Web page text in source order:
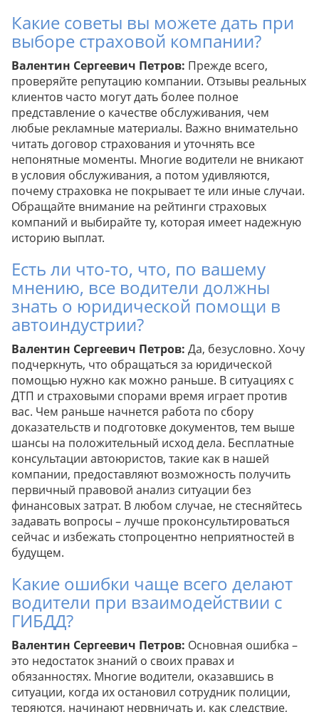
Какие советы вы можете дать при
выборе страховой компании?
Валентин Сергеевич Петров: Прежде всего,
проверяйте репутацию компании. Отзывы реальных
клиентов часто могут дать более полное
представление о качестве обслуживания, чем
любые рекламные материалы. Важно внимательно
читать договор страхования и уточнять все
непонятные моменты. Многие водители не вникают
в условия обслуживания, а потом удивляются,
почему страховка не покрывает те или иные случаи.
Обращайте внимание на рейтинги страховых
компаний и выбирайте ту, которая имеет надежную
историю выплат.
Есть ли что-то, что, по вашему
мнению, все водители должны
знать о юридической помощи в
автоиндустрии?
Валентин Сергеевич Петров: Да, безусловно. Хочу
подчеркнуть, что обращаться за юридической
помощью нужно как можно раньше. В ситуациях с
ДТП и страховыми спорами время играет против
вас. Чем раньше начнется работа по сбору
доказательств и подготовке документов, тем выше
шансы на положительный исход дела. Бесплатные
консультации автоюристов, такие как в нашей
компании, предоставляют возможность получить
первичный правовой анализ ситуации без
финансовых затрат. В любом случае, не стесняйтесь
задавать вопросы – лучше проконсультироваться
сейчас и избежать стопроцентно неприятностей в
будущем.
Какие ошибки чаще всего делают
водители при взаимодействии с
ГИБДД?
Валентин Сергеевич Петров: Основная ошибка –
это недостаток знаний о своих правах и
обязанностях. Многие водители, оказавшись в
ситуации, когда их остановил сотрудник полиции,
теряются, начинают нервничать и, как следствие,